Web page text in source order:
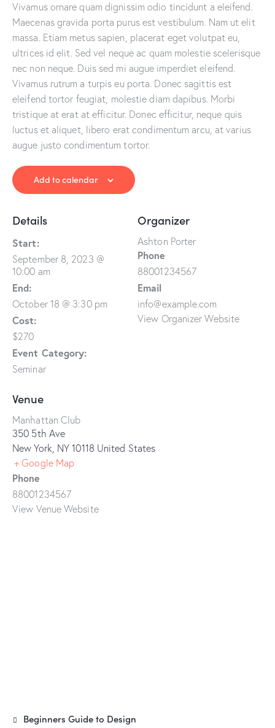
Vivamus ornare quam dignissim odio tincidunt a eleifend.
Maecenas gravida porta purus est vestibulum. Nam ut elit
massa. Etiam metus sapien, placerat eget volutpat eu,
ultrices id elit. Sed vel neque ac quam molestie scelerisque
nec non neque. Duis sed mi augue imperdiet eleifend.
Vivamus rutrum a turpis eu porta. Donec sagittis est
eleifend tortor feugiat, molestie diam dapibus. Morbi
tristique at erat at efficitur. Donec efficitur, neque quis
luctus et aliquet, libero erat condimentum arcu, at varius
augue justo condimentum tortor.
Add to calendar
Details
Start:
September 8, 2023 @
10:00 am
End:
October 18 @ 3:30 pm
Cost:
$270
Event Category:
Seminar
Organizer
Ashton Porter
Phone
88001234567
Email
info@example.com
View Organizer Website
Venue
Manhattan Club
350 5th Ave
New York, NY 10118 United States
+ Google Map
Phone
88001234567
View Venue Website
Beginners Guide to Design